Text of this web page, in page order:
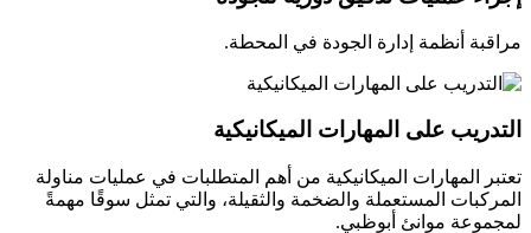
مراقبة أنظمة إدارة الجودة في المحطة.
التدريب على المهارات الميكانيكية
تعتبر المهارات الميكانيكية من أهم المتطلبات في عمليات مناولة
المركبات المستعملة والضخمة والثقيلة، والتي تمثل سوقًا مهمةً
لمجموعة موانئ أبوظبي.